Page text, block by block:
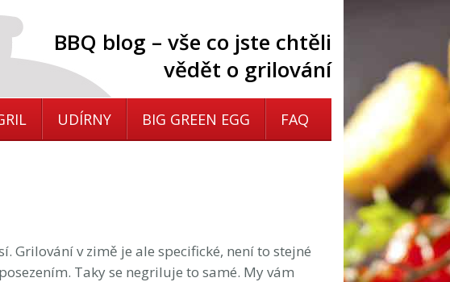
BBQ blog – vše co jste chtěli
vědět o grilování
UDÍRNY BIG GREEN EGG FAQ
Grilování v zimě je ale specifické, není to stejné
Taky se negriluje to samé. My vám